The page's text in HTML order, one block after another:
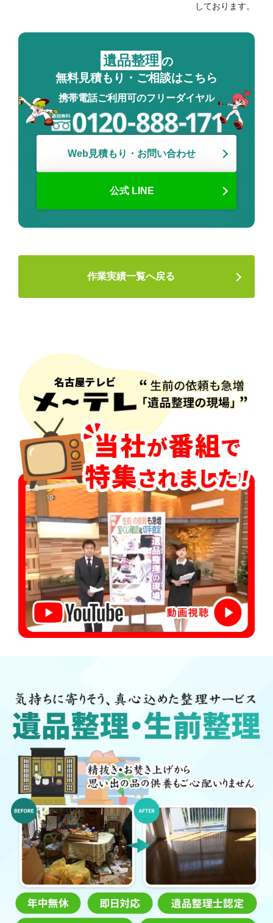
しております。
遺品整理 の
無料見積もり・ご相談はこちら
携帯電話ご利用可のフリーダイヤル
Web見積もり・お問い合わせ
公式 LINE
作業実績一覧へ戻る